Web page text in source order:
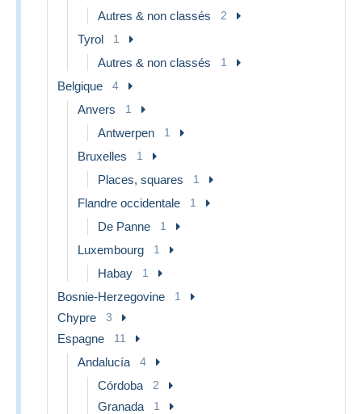
Autres & non classés 2
Tyrol 1
Autres & non classés 1
Belgique 4
Anvers 1
Antwerpen 1
Bruxelles 1
Places, squares 1
Flandre occidentale 1
De Panne 1
Luxembourg 1
Habay 1
Bosnie-Herzegovine 1
Chypre 3
Espagne 11
Andalucía 4
Córdoba 2
Granada 1